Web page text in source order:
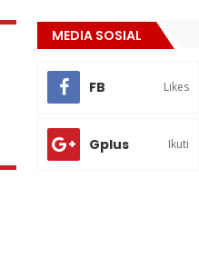
MEDIA SOSIAL
FB Likes
Gplus Ikuti